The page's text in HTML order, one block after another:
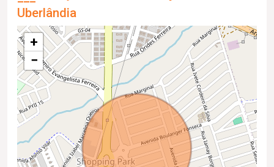
Uberlândia
+
−